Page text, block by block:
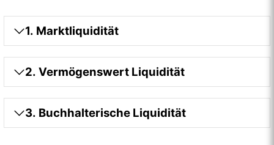
1. Marktliquidität
2. Vermögenswert Liquidität
3. Buchhalterische Liquidität